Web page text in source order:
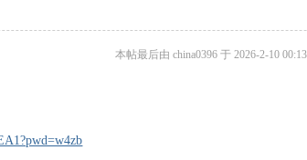
本帖最后由 china0396 于 2026-2-10